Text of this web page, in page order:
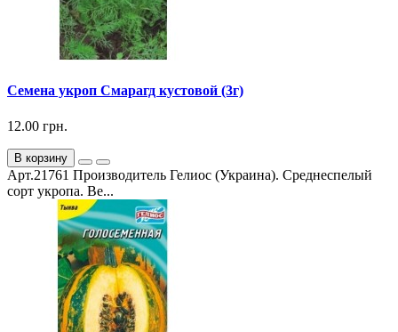
Семена укроп Смарагд кустовой (3г)
12.00 грн.
В корзину
Арт.21761 Производитель Гелиос (Украина). Среднеспелый
сорт укропа. Ве...